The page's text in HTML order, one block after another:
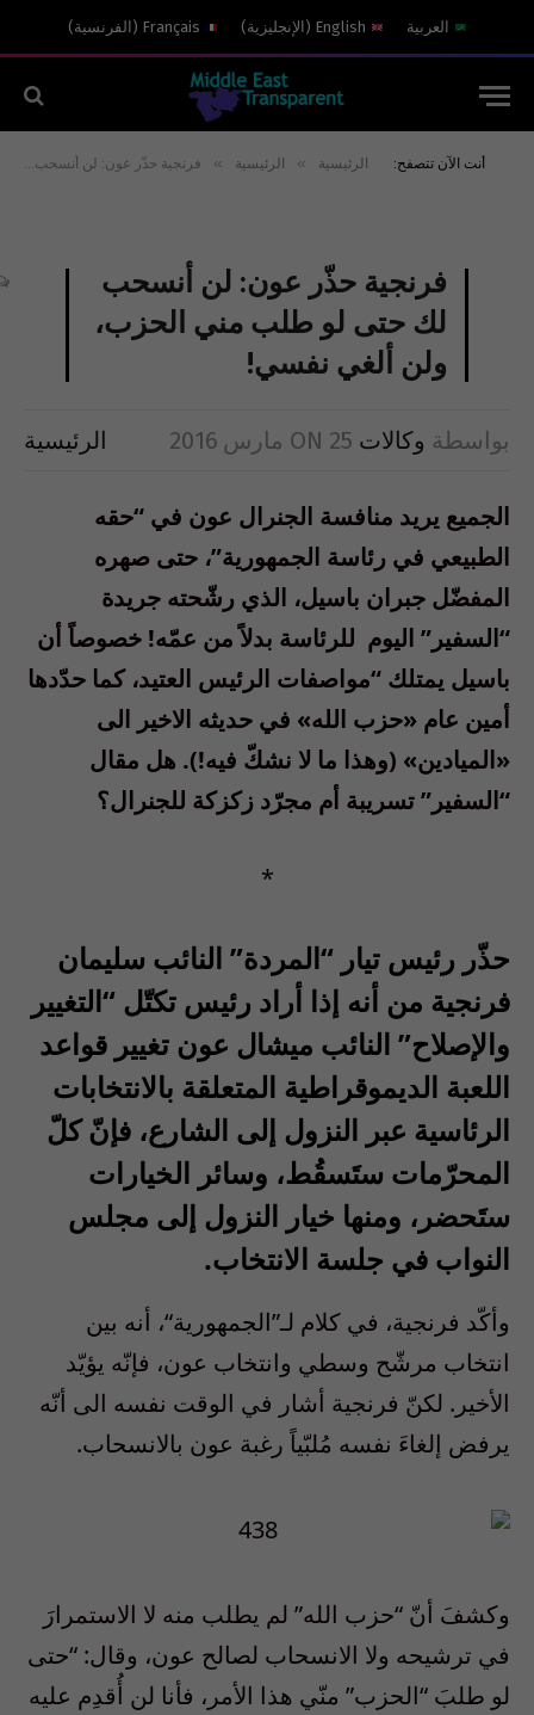
العربية English
( الإنجليزية)
Français
( الفرنسية)
أنت الآن تتصفح: الرئيسية » الرئيسية » فرنجية حذّر عون: لن أنسحب لك حتى لو طلب مني الحزب، ولن ألغي نفسي!
فرنجية حذّر عون: لن أنسحب
لك حتى لو طلب مني الحزب،
ولن ألغي نفسي!
بواسطة وكالات ON 25 مارس 2016 الرئيسية
الجميع يريد منافسة الجنرال عون في “حقه
الطبيعي في رئاسة الجمهورية”، حتى صهره
المفضّل جبران باسيل، الذي رشّحته جريدة
“السفير ” اليوم للرئاسة بدلاً من عمّه! خصوصاً أن
باسيل يمتلك “مواصفات الرئيس العتيد، كما حدّدها
أمين عام «حزب الله» في حديثه الاخير الى
«الميادين» (وهذا ما لا نشكّ فيه!). هل مقال
“السفير” تسريبة أم مجرّد زكزكة للجنرال؟
*
حذّر رئيس تيار “المردة” النائب سليمان
فرنجية من أنه إذا أراد رئيس تكتّل “التغيير
والإصلاح” النائب ميشال عون تغيير قواعد
اللعبة الديموقراطية المتعلقة بالانتخابات
الرئاسية عبر النزول إلى الشارع، فإنّ كلّ
المحرّمات ستَسقُط، وسائر الخيارات
ستَحضر، ومنها خيار النزول إلى مجلس
النواب في جلسة الانتخاب.
وأكّد فرنجية، في كلام لـ”الجمهورية“، أنه بين
انتخاب مرشّح وسطي وانتخاب عون، فإنّه يؤيّد
الأخير. لكنّ فرنجية أشار في الوقت نفسه الى أنّه
يرفض إلغاءَ نفسه مُلبّياً رغبة عون بالانسحاب.
وكشفَ أنّ “حزب الله” لم يطلب منه لا الاستمرارَ
في ترشيحه ولا الانسحاب لصالح عون، وقال: “حتى
لو طلبَ “الحزب” منّي هذا الأمر، فأنا لن أُقدِم عليه